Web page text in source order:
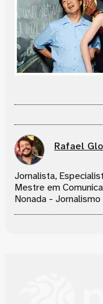
Rafael
Jornalista,
Mestre em
Nonada -